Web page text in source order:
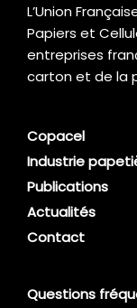
L’Union
Papiers et
entreprises
carton et de la
Copacel
Industrie
Publications
Actualités
Contact
Questions